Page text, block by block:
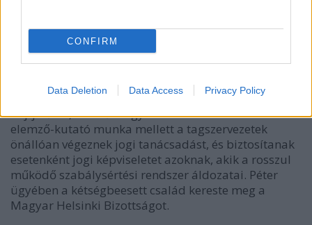
CONFIRM
Data Deletion Data Access Privacy Policy
peremén élőket, akiket társadalmi helyzetükhöz
kapcsolódó cselekményekért büntet. Mivel
számukra esélytelen befizetni a magas bírságokat,
rendszerint ők kerülnek akár hosszú hónapokra
elzárásba. A rendszer egy szabálysértési spirálba
hajtja őket, amiből nagyon nehéz kikeveredni. Az
elemző-kutató munka mellett a tagszervezetek
önállóan végeznek jogi tanácsadást, és biztosítanak
esetenként jogi képviseletet azoknak, akik a rosszul
működő szabálysértési rendszer áldozatai. Péter
ügyében a kétségbeesett család kereste meg a
Magyar Helsinki Bizottságot.